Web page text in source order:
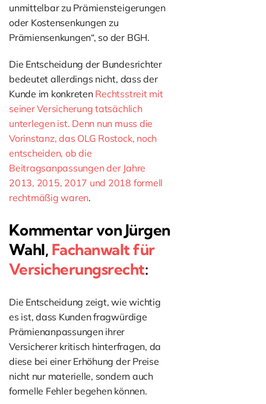
unmittelbar zu Prämiensteigerungen
oder Kostensenkungen zu
Prämiensenkungen“, so der BGH.
Die Entscheidung der Bundesrichter
bedeutet allerdings nicht, dass der
Kunde im konkreten Rechtsstreit mit
seiner Versicherung tatsächlich
unterlegen ist. Denn nun muss die
Vorinstanz, das OLG Rostock, noch
entscheiden, ob die
Beitragsanpassungen der Jahre
2013, 2015, 2017 und 2018 formell
rechtmäßig waren.
Kommentar von Jürgen
Wahl, Fachanwalt für
Versicherungsrecht:
Die Entscheidung zeigt, wie wichtig
es ist, dass Kunden fragwürdige
Prämienanpassungen ihrer
Versicherer kritisch hinterfragen, da
diese bei einer Erhöhung der Preise
nicht nur materielle, sondern auch
formelle Fehler begehen können.